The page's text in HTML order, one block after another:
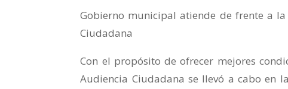
Gobierno municipal atiende de frente a
Ciudadana
Con el propósito de ofrecer mejores
Audiencia Ciudadana se llevó a cabo en